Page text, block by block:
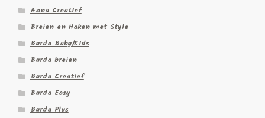
Anna Creatief
Breien en Haken met Style
Burda Baby/Kids
Burda breien
Burda Creatief
Burda Easy
Burda Plus